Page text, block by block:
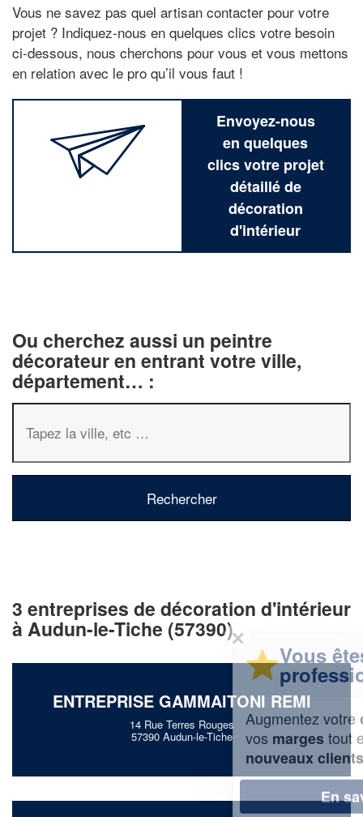
Vous ne savez pas quel artisan contacter pour votre
projet ? Indiquez-nous en quelques clics votre besoin
ci-dessous, nous cherchons pour vous et vous mettons
en relation avec le pro qu’il vous faut !
Envoyez-nous
en quelques
clics votre projet
détaillé de
décoration
d'intérieur
Ou cherchez aussi un peintre
décorateur en entrant votre ville,
département… :
3 entreprises de décoration d'intérieur
à Audun-le-Tiche (57390)
ENTREPRISE GAMMAITONI REMI
14 Rue Terres Rouges
57390 Audun-le-Tiche
✕
Vous êtes un
professionnel ?
Augmentez votrechiffre d'affaireset
margestout en gagnant de
En savoir plus